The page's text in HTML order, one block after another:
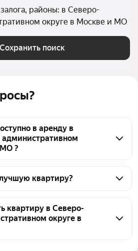
в аренду в
?
в Москве и МО доступно
квартиру?
удобными фильтрами и
среди предложений в
квартиру в Северо-
округе в
районы: в Северо-
округе в Москве и МО
поиск